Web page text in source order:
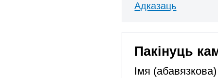
Адказаць
Пакінуць
Імя (абавязкова)